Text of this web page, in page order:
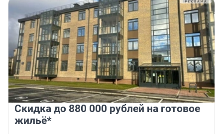
Скидка до 880 000 рублей на готовое
жильё*